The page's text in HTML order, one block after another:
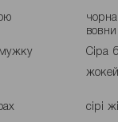
вовни
Сіра
сірі